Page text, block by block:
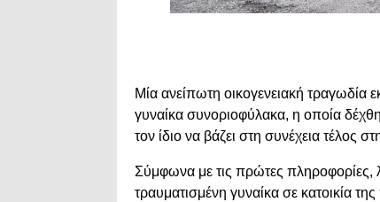
Μία ανείπωτη οικογενειακή τραγωδία
γυναίκα συνοριοφύλακα, η οποία
τον ίδιο να βάζει στη συνέχεια τέλος
Σύμφωνα με τις πρώτες πληροφορίες,
τραυματισμένη γυναίκα σε κατοικία